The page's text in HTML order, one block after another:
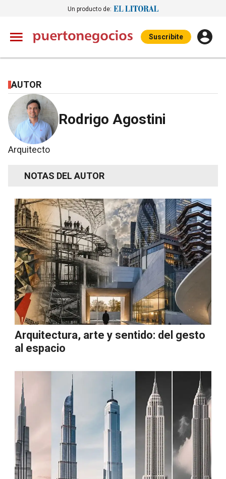
Un producto de:
Suscribite
AUTOR
Rodrigo Agostini
Arquitecto
NOTAS DEL AUTOR
Arquitectura, arte y sentido: del gesto
al espacio